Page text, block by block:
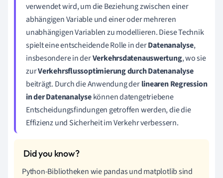
verwendet wird, um die Beziehung zwischen einer
abhängigen Variable und einer oder mehreren
unabhängigen Variablen zu modellieren. Diese Technik
spielt eine entscheidende Rolle in derDatenanalyse,
insbesondere in derVerkehrsdatenauswertung, wo sie
zurVerkehrsflussoptimierung durch Datenanalyse
beiträgt. Durch die Anwendung derlinearen Regression
in der Datenanalysekönnen datengetriebene
Entscheidungsfindungen getroffen werden, die die
Effizienz und Sicherheit im Verkehr verbessern.
Python-Bibliotheken wie pandas und matplotlib sind